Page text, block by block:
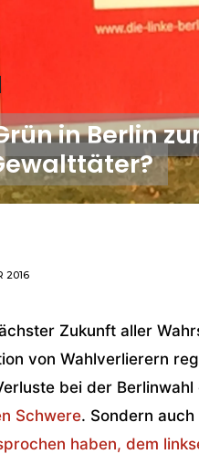
in Berlin
2016
Zukunft aller
von Wahlverlierern
bei der
Schwere. Sondern
haben, dem